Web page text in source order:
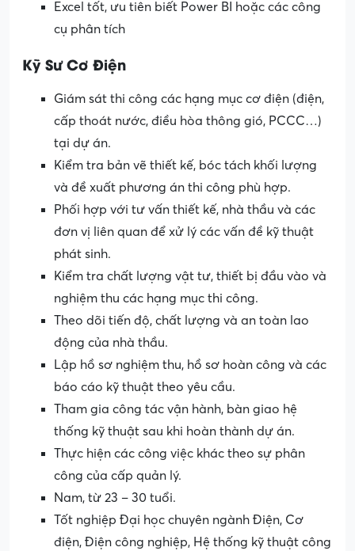
Excel tốt, ưu tiên biết Power BI hoặc các công
cụ phân tích
Kỹ Sư Cơ Điện
Giám sát thi công các hạng mục cơ điện (điện,
cấp thoát nước, điều hòa thông gió, PCCC…)
tại dự án.
Kiểm tra bản vẽ thiết kế, bóc tách khối lượng
và đề xuất phương án thi công phù hợp.
Phối hợp với tư vấn thiết kế, nhà thầu và các
đơn vị liên quan để xử lý các vấn đề kỹ thuật
phát sinh.
Kiểm tra chất lượng vật tư, thiết bị đầu vào và
nghiệm thu các hạng mục thi công.
Theo dõi tiến độ, chất lượng và an toàn lao
động của nhà thầu.
Lập hồ sơ nghiệm thu, hồ sơ hoàn công và các
báo cáo kỹ thuật theo yêu cầu.
Tham gia công tác vận hành, bàn giao hệ
thống kỹ thuật sau khi hoàn thành dự án.
Thực hiện các công việc khác theo sự phân
công của cấp quản lý.
Nam, từ 23 – 30 tuổi.
Tốt nghiệp Đại học chuyên ngành Điện, Cơ
điện, Điện công nghiệp, Hệ thống kỹ thuật công